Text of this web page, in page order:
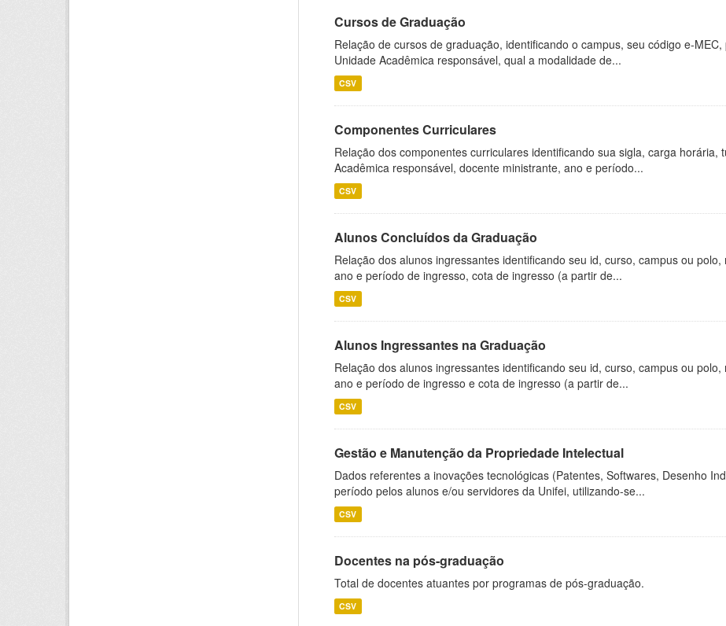
Cursos de Graduação
Relação de cursos de graduação, identificando o campus, seu código e-
Unidade Acadêmica responsável, qual a modalidade de...
CSV
Componentes Curriculares
Relação dos componentes curriculares identificando sua sigla, carga
Acadêmica responsável, docente ministrante, ano e período...
CSV
Alunos Concluídos da Graduação
Relação dos alunos ingressantes identificando seu id, curso, campus ou
ano e período de ingresso, cota de ingresso (a partir de...
CSV
Alunos Ingressantes na Graduação
Relação dos alunos ingressantes identificando seu id, curso, campus ou
ano e período de ingresso e cota de ingresso (a partir de...
CSV
Gestão e Manutenção da Propriedade Intelectual
Dados referentes a inovações tecnológicas (Patentes, Softwares, Desenho
período pelos alunos e/ou servidores da Unifei, utilizando-se...
CSV
Docentes na pós-graduação
Total de docentes atuantes por programas de pós-graduação.
CSV